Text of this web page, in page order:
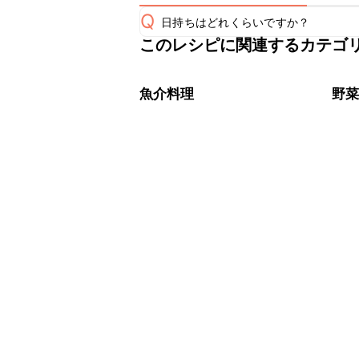
Q 日持ちはどれくらいですか？
保存期間は冷蔵で翌日中が目安です
※日持ちは目安です。
このレシピに関連するカテゴ
魚介料理 野菜